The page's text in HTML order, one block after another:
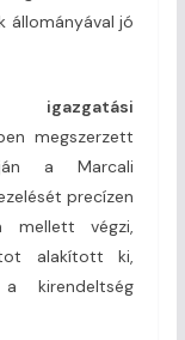
állományával jó
igazgatási
megszerzett
a Marcali
precízen
mellett végzi,
alakított ki,
kirendeltség